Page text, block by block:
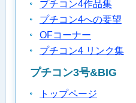
プチコン4作品集
プチコン4への要望
OFコーナー
プチコン4 リンク集
プチコン3号&BIG
トップページ